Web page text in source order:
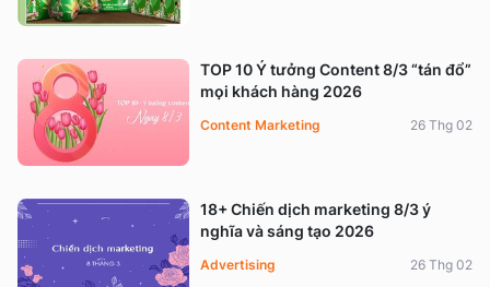
TOP 10 Ý tưởng Content 8/3 “tán đổ”
mọi khách hàng 2026
Content Marketing 26 Thg 02
18+ Chiến dịch marketing 8/3 ý
nghĩa và sáng tạo 2026
Advertising 26 Thg 02